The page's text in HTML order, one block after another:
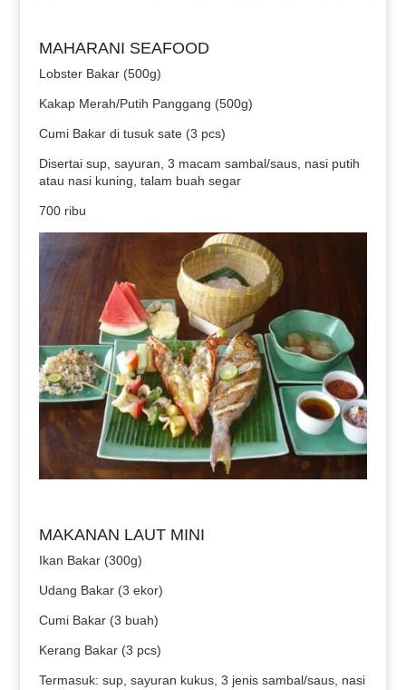
MAHARANI SEAFOOD
Lobster Bakar (500g)
Kakap Merah/Putih Panggang (500g)
Cumi Bakar di tusuk sate (3 pcs)
Disertai sup, sayuran, 3 macam sambal/saus, nasi putih
atau nasi kuning, talam buah segar
700 ribu
MAKANAN LAUT MINI
Ikan Bakar (300g)
Udang Bakar (3 ekor)
Cumi Bakar (3 buah)
Kerang Bakar (3 pcs)
Termasuk: sup, sayuran kukus, 3 jenis sambal/saus, nasi